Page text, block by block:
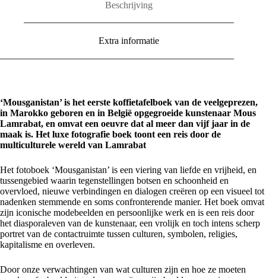
Beschrijving
Extra informatie
‘Mousganistan’ is het eerste koffietafelboek van de veelgeprezen,
in Marokko geboren en in België opgegroeide kunstenaar Mous
Lamrabat, en omvat een oeuvre dat al meer dan vijf jaar in de
maak is. Het luxe fotografie boek toont een reis door de
multiculturele wereld van Lamrabat
Het fotoboek ‘Mousganistan’ is een viering van liefde en vrijheid, en
tussengebied waarin tegenstellingen botsen en schoonheid en
overvloed, nieuwe verbindingen en dialogen creëren op een visueel tot
nadenken stemmende en soms confronterende manier. Het boek omvat
zijn iconische modebeelden en persoonlijke werk en is een reis door
het diasporaleven van de kunstenaar, een vrolijk en toch intens scherp
portret van de contactruimte tussen culturen, symbolen, religies,
kapitalisme en overleven.
Door onze verwachtingen van wat culturen zijn en hoe ze moeten